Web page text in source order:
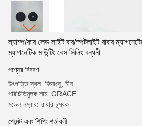
ল্যাম্প/কার লেড লাইট বার/স্পটলাইট রাবার
ম্যাগনেটিক মাউন্টিং বেস সিলিং বন্ধনী
পণ্যের বিবরণ
উৎপত্তি স্থল: জিয়াংসু, চীন
পরিচিতিমুলক নাম: GRACE
মডেল নম্বার: রাবার চুম্বক
পেমেন্ট এবং শিপিং শর্তাবলী